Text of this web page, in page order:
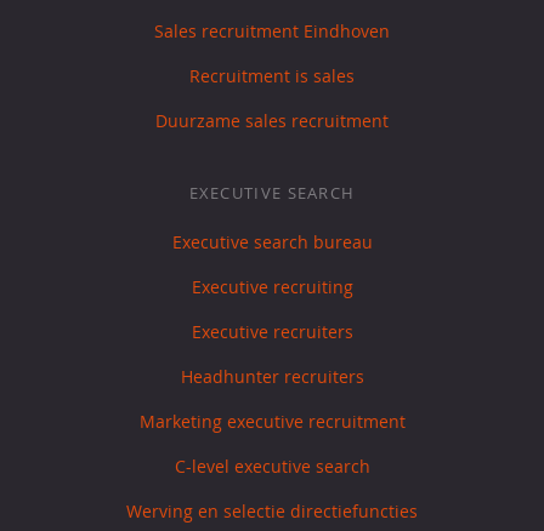
Sales recruitment Eindhoven
Recruitment is sales
Duurzame sales recruitment
EXECUTIVE SEARCH
Executive search bureau
Executive recruiting
Executive recruiters
Headhunter recruiters
Marketing executive recruitment
C-level executive search
Werving en selectie directiefuncties